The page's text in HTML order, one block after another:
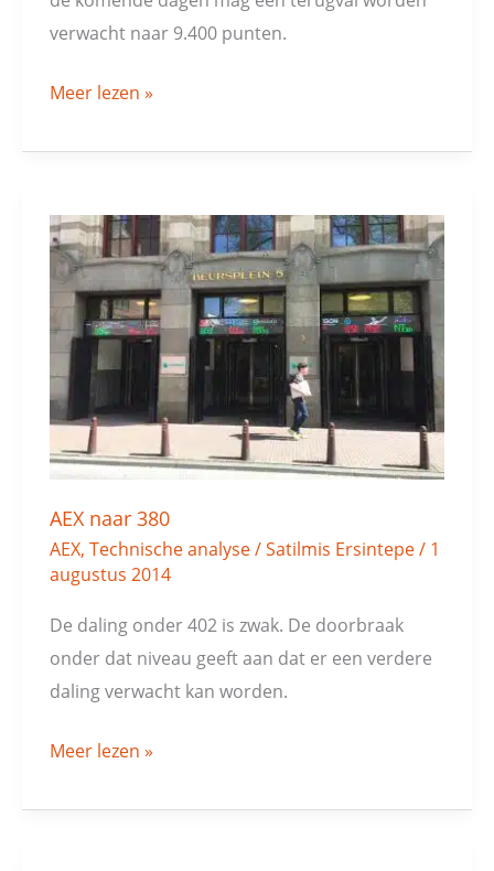
verwacht naar 9.400 punten.
Meer lezen »
AEX naar 380
AEX, Technische analyse/Satilmis Ersintepe/ 1
augustus 2014
De daling onder 402 is zwak. De doorbraak
onder dat niveau geeft aan dat er een verdere
daling verwacht kan worden.
AEX
naar
380
Meer lezen »